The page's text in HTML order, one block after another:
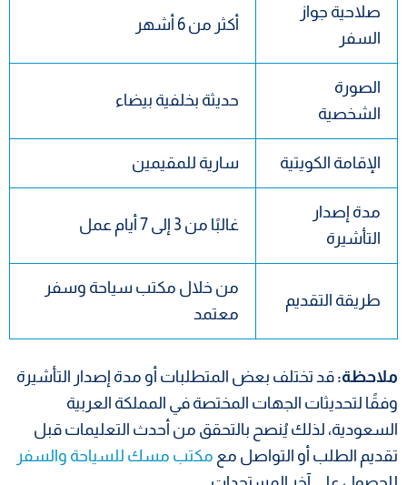
صلاحية جواز
السفر
أكثر من 6 أشهر
الصورة
الشخصية
حديثة بخلفية بيضاء
الإقامة الكويتية سارية للمقيمين
مدة إصدار
التأشيرة
غالبًا من 3 إلى 7 أيام عمل
طريقة التقديم
من خلال مكتب سياحة وسفر
معتمد
ملاحظة: قد تختلف بعض المتطلبات أو مدة إصدار التأشيرة
وفقًا لتحديثات الجهات المختصة في المملكة العربية
السعودية، لذلك يُنصح بالتحقق من أحدث التعليمات قبل
تقديم الطلب أو التواصل مع مكتب مسك للسياحة والسفر